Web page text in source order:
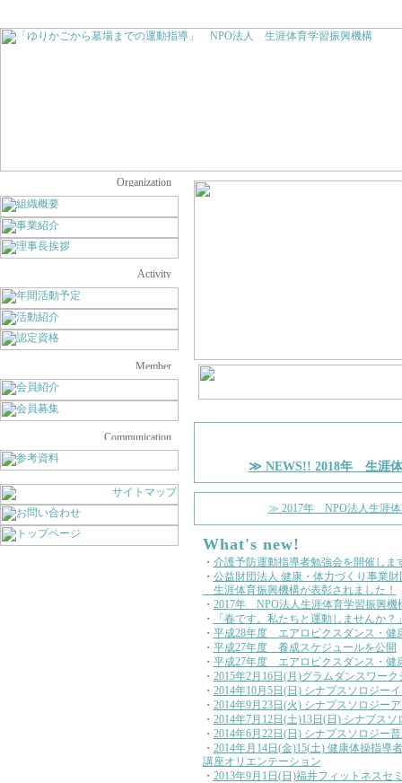
≫ NEWS!! 2018年 生涯体
≫ 2017年 NPO法人生涯
What's new!
・ 介護予防運動指導者勉強会を開催しま
・ 公益財団法人 健康・体力づくり事業
生涯体育振興機構が表彰されました！
・ 2017年 NPO法人生涯体育学習振興
・
「春です。私たちと運動しませんか
・ 平成28年度 エアロビクスダンス・健
・ 平成27年度 養成スケジュールを公開
・ 平成27年度 エアロビクスダンス・健
・ 2015年2月16日(月)グラムダンスワー
・ 2014年10月5日(日) シナプスソロジー
・ 2014年9月23日(火) シナプスソロジー
・ 2014年7月12日(土)13日(日) シナプス
・ 2014年6月22日(日) シナプスソロジー
・ 2014年月14日(金)15(土) 健康体操指導
講座オリエンテーション
・ 2013年9月1日(日)福井フィットネスセ